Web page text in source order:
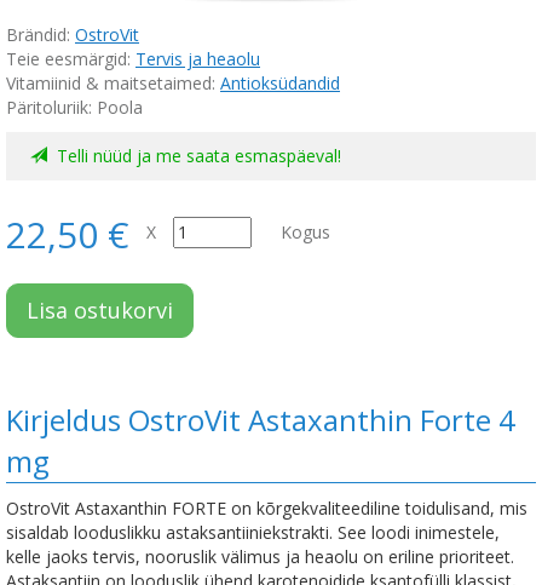
Brändid: OstroVit
Teie eesmärgid: Tervis ja heaolu
Vitamiinid & maitsetaimed: Antioksüdandid
Päritoluriik: Poola
Telli nüüd ja me saata esmaspäeval!
22,50 € X Kogus
Lisa ostukorvi
Kirjeldus OstroVit Astaxanthin Forte 4
mg
OstroVit Astaxanthin FORTE on kõrgekvaliteediline toidulisand, mis
sisaldab looduslikku astaksantiiniekstrakti. See loodi inimestele,
kelle jaoks tervis, nooruslik välimus ja heaolu on eriline prioriteet.